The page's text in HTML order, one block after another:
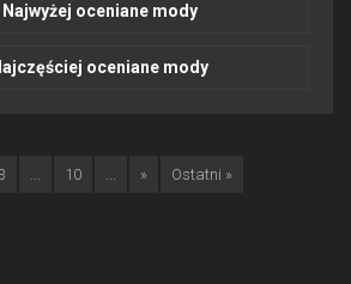
Najwyżej oceniane mody
oceniane mody
... 10 ... » Ostatni »